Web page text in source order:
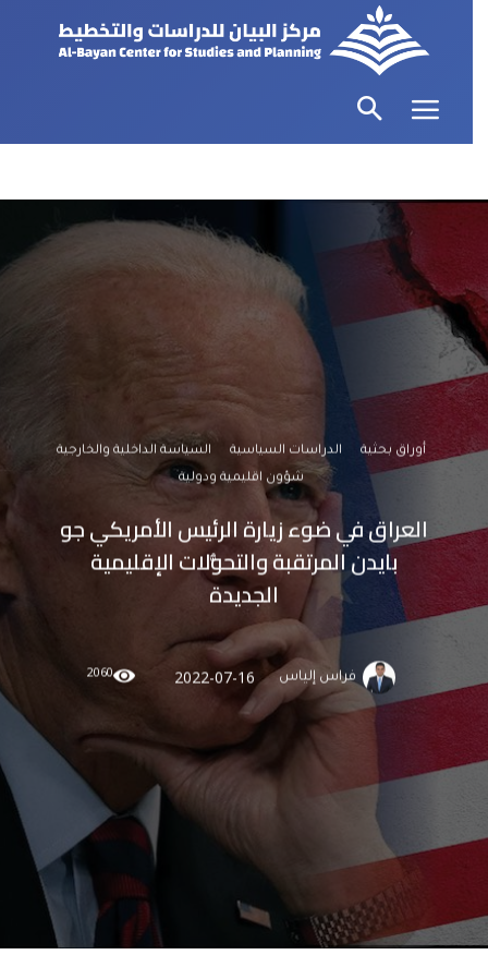
أوراق بحثية الدراسات السياسية
السياسة الداخلية والخارجية
شؤون اقليمية ودولية
العراق في ضوء زيارة الرئيس الأمريكي جو
بايدن المرتقبة والتحوُّلات الإقليمية
الجديدة
فراس إلياس 2022-07-16
2060